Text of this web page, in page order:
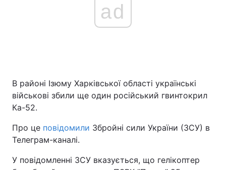
ad
В районі Ізюму Харківської області українські
військові збили ще один російський гвинтокрил
Ка-52.
Про це повідомили Збройні сили України (ЗСУ) в
Телеграм-каналі.
У повідомленні ЗСУ вказується, що гелікоптер